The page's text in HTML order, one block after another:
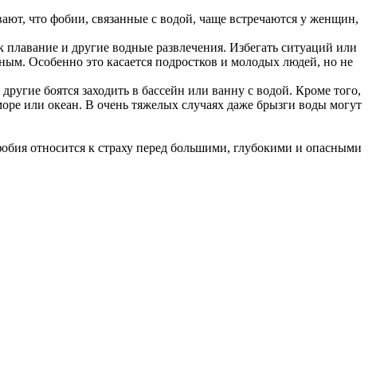
что фобии, связанные с водой, чаще встречаются у женщин,
и другие водные развлечения. Избегать ситуаций или
Особенно это касается подростков и молодых людей, но не
боятся заходить в бассейн или ванну с водой. Кроме того,
или океан. В очень тяжелых случаях даже брызги воды могут
относится к страху перед большими, глубокими и опасными